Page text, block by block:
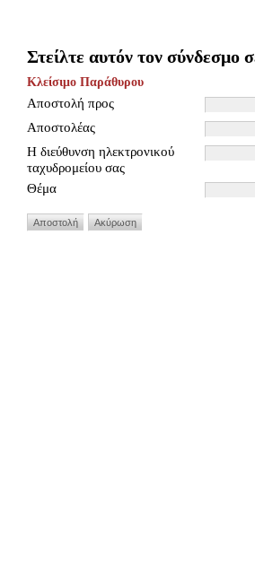
Στείλτε αυτόν τον σύνδεσμο
Κλείσιμο Παράθυρου
Αποστολή προς
Αποστολέας
Η διεύθυνση ηλεκτρονικού
ταχυδρομείου σας
Θέμα
Αποστολή Ακύρωση